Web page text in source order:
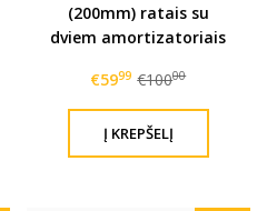
(200mm) ratais su
dviem amortizatoriais
€5999 €10000